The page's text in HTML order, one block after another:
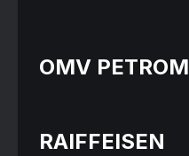
OMV PETROM
RAIFFEISEN